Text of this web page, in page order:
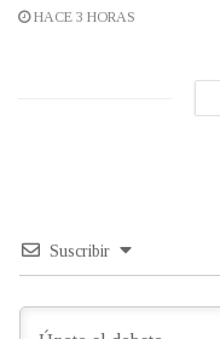
HACE 3 HORAS
Suscribir